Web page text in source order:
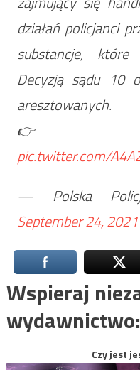
działań policjanci
substancje,
Decyzją sądu 10
aresztowanych.
👉
pic.twitter.com/
— Polska
September 24, 2021
Wspieraj
wydawnictwo:
Czy jest